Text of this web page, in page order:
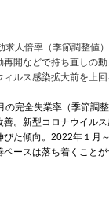
求人倍率（季節調整値
開などで持ち直しの
ルス感染拡大前を上
の完全失業率（季節調
善。新型コロナウイル
びた傾向。2022年１月
ースは落ち着くことが